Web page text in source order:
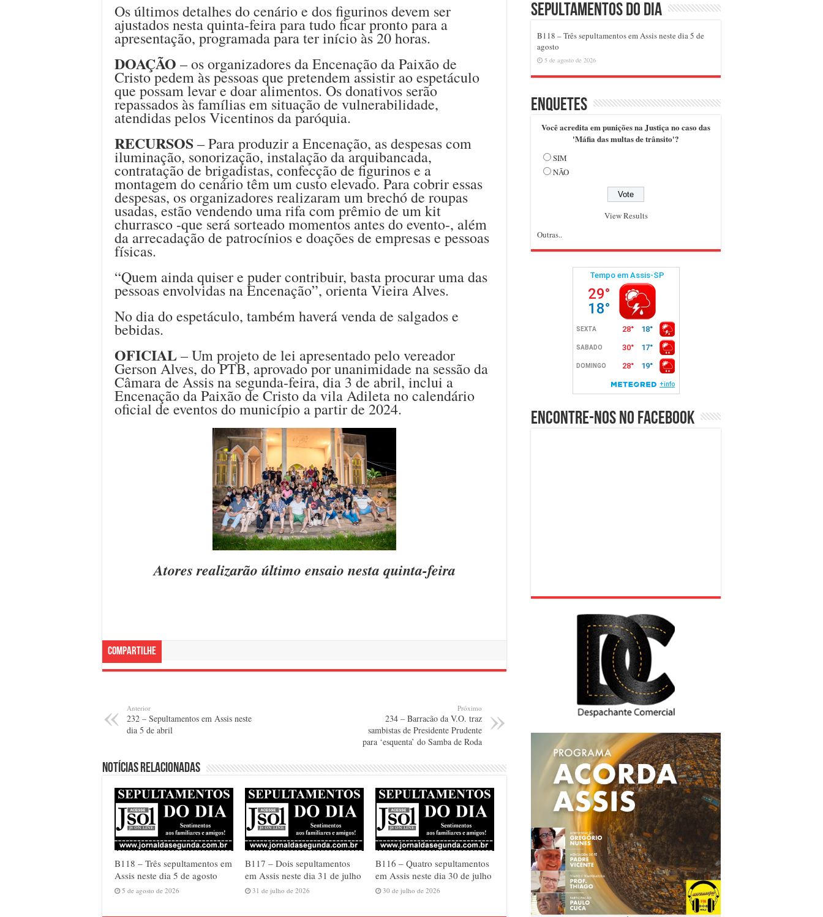
Os últimos detalhes do cenário e dos figurinos devem ser
ajustados nesta quinta-feira para tudo ficar pronto para a
apresentação, programada para ter início às 20 horas.
DOAÇÃO – os organizadores da Encenação da Paixão de
Cristo pedem às pessoas que pretendem assistir ao espetáculo
que possam levar e doar alimentos. Os donativos serão
repassados às famílias em situação de vulnerabilidade,
atendidas pelos Vicentinos da paróquia.
RECURSOS– Para produzir a Encenação, as despesas com
iluminação, sonorização, instalação da arquibancada,
contratação de brigadistas, confecção de figurinos e a
montagem do cenário têm um custo elevado. Para cobrir essas
despesas, os organizadores realizaram um brechó de roupas
usadas, estão vendendo uma rifa com prêmio de um kit
churrasco -que será sorteado momentos antes do evento-, além
da arrecadação de patrocínios e doações de empresas e pessoas
físicas.
“Quem ainda quiser e puder contribuir, basta procurar uma das
pessoas envolvidas na Encenação”, orienta Vieira Alves.
No dia do espetáculo, também haverá venda de salgados e
bebidas.
OFICIAL– Um projeto de lei apresentado pelo vereador
Gerson Alves, do PTB, aprovado por unanimidade na sessão da
Câmara de Assis na segunda-feira, dia 3 de abril, inclui a
Encenação da Paixão de Cristo da vila Adileta no calendário
oficial de eventos do município a partir de 2024.
Atores realizarão último ensaio nesta quinta-feira
Compartilhe
Anterior
232 – Sepultamentos em Assis neste
dia 5 de abril
Próximo
234 – Barracão da V.O. traz
sambistas de Presidente Prudente
para ‘esquenta’ do Samba de Roda
Notícias relacionadas
B118 – Três sepultamentos em
Assis neste dia 5 de agosto
5 de agosto de 2026
B117 – Dois sepultamentos
em Assis neste dia 31 de julho
31 de julho de 2026
B116 – Quatro sepultamentos
em Assis neste dia 30 de julho
30 de julho de 2026
Sepultamentos do dia
B118 – Três sepultamentos em Assis neste dia 5 de
agosto
5 de agosto de 2026
Enquetes
Você acredita em punições na Justiça no caso das
'Máfia das multas de trânsito'?
SIM
NÃO
View Results
Outras..
Encontre-nos no Facebook